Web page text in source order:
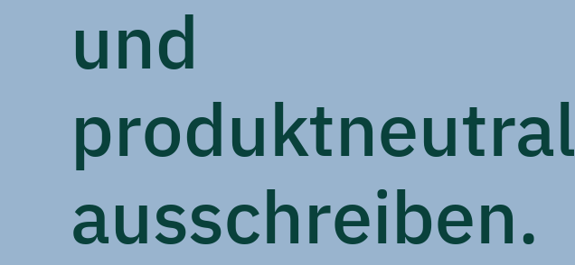
und
produktneutral
ausschreiben.